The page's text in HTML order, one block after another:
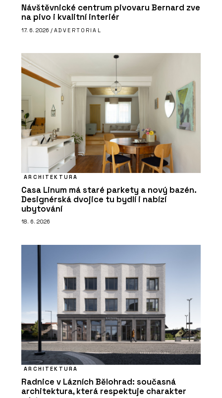
Návštěvnické centrum pivovaru Bernard zve
na pivo i kvalitní interiér
17. 6. 2026 / ADVERTORIAL
ARCHITEKTURA
Casa Linum má staré parkety a nový bazén.
Designérská dvojice tu bydlí i nabízí
ubytování
18. 6. 2026
ARCHITEKTURA
Radnice v Lázních Bělohrad: současná
architektura, která respektuje charakter